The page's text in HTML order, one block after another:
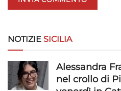
NOTIZIE SICILIA
Alessandra
nel crollo di